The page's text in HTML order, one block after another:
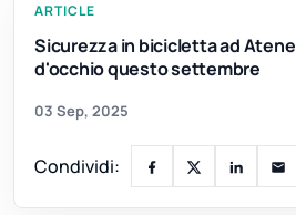
ARTICLE
Sicurezza in bicicletta ad
d'occhio questo settembre
03 Sep, 2025
Condividi: